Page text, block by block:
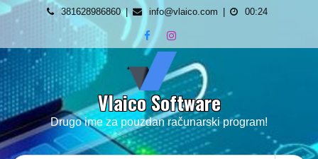
Skip
content
381628986860 info@vlaico.com 00:24
Vlaico Software
Drugo ime za pouzdan računarski program!